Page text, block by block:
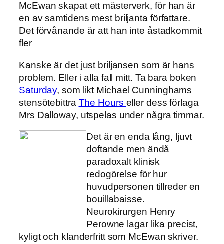
McEwan skapat ett mästerverk, för han är
en av samtidens mest briljanta författare.
Det förvånande är att han inte åstadkommit
fler
Kanske är det just briljansen som är hans
problem. Eller i alla fall mitt. Ta bara boken
Saturday, som likt Michael Cunninghams
stensötebittra The Hours eller dess förlaga
Mrs Dalloway, utspelas under några timmar.
Det är en enda lång, ljuvt
doftande men ändå
paradoxalt klinisk
redogörelse för hur
huvudpersonen tillreder en
bouillabaisse.
Neurokirurgen Henry
Perowne lagar lika precist,
kyligt och klanderfritt som McEwan skriver.